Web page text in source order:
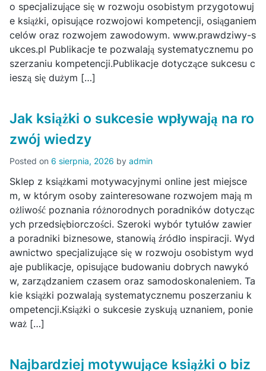
o specjalizujące się w rozwoju osobistym przygotowuj
e książki, opisujące rozwojowi kompetencji, osiąganiem
celów oraz rozwojem zawodowym. www.prawdziwy-s
ukces.pl Publikacje te pozwalają systematycznemu po
szerzaniu kompetencji.Publikacje dotyczące sukcesu c
ieszą się dużym […]
Jak książki o sukcesie wpływają na ro
zwój wiedzy
Posted on 6 sierpnia, 2026 by admin
Sklep z książkami motywacyjnymi online jest miejsce
m, w którym osoby zainteresowane rozwojem mają m
ożliwość poznania różnorodnych poradników dotycząc
ych przedsiębiorczości. Szeroki wybór tytułów zawier
a poradniki biznesowe, stanowią źródło inspiracji. Wyd
awnictwo specjalizujące się w rozwoju osobistym wyd
aje publikacje, opisujące budowaniu dobrych nawykó
w, zarządzaniem czasem oraz samodoskonaleniem. Ta
kie książki pozwalają systematycznemu poszerzaniu k
ompetencji.Książki o sukcesie zyskują uznaniem, ponie
waż […]
Najbardziej motywujące książki o biz